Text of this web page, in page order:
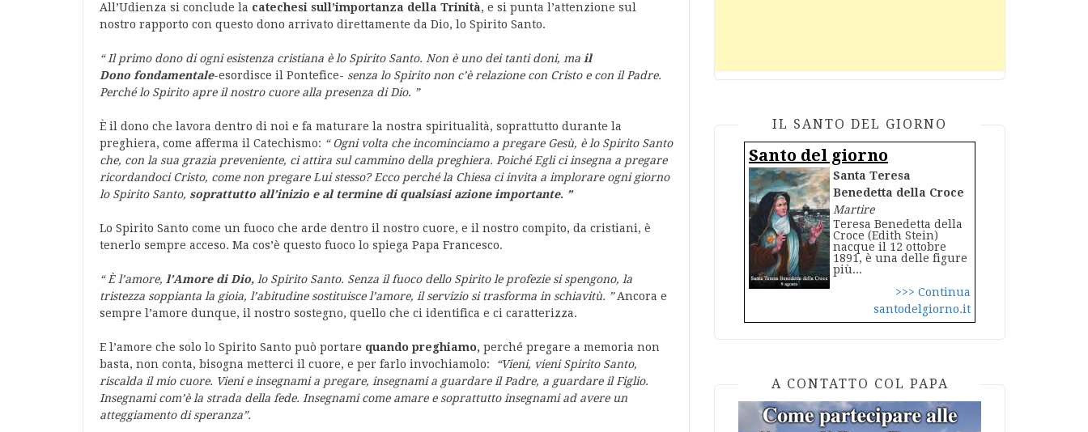
All’Udienza si conclude la catechesi sull’importanza della Trinità, e si punta l’attenzione sul
nostro rapporto con questo dono arrivato direttamente da Dio, lo Spirito Santo.
“ Il primo dono di ogni esistenza cristiana è lo Spirito Santo. Non è uno dei tanti doni, ma il
Dono fondamentale-esordisce il Pontefice- senza lo Spirito non c’è relazione con Cristo e con il Padre.
Perché lo Spirito apre il nostro cuore alla presenza di Dio. ”
È il dono che lavora dentro di noi e fa maturare la nostra spiritualità, soprattutto durante la
preghiera, come afferma il Catechismo: “ Ogni volta che incominciamo a pregare Gesù, è lo Spirito Santo
che, con la sua grazia preveniente, ci attira sul cammino della preghiera. Poiché Egli ci insegna a pregare
ricordandoci Cristo, come non pregare Lui stesso? Ecco perché la Chiesa ci invita a implorare ogni giorno
lo Spirito Santo, soprattutto all’inizio e al termine di qualsiasi azione importante. ”
Lo Spirito Santo come un fuoco che arde dentro il nostro cuore, e il nostro compito, da cristiani, è
tenerlo sempre acceso. Ma cos’è questo fuoco lo spiega Papa Francesco.
“ È l’amore, l’Amore di Dio, lo Spirito Santo. Senza il fuoco dello Spirito le profezie si spengono, la
tristezza soppianta la gioia, l’abitudine sostituisce l’amore, il servizio si trasforma in schiavitù. ” Ancora e
sempre l’amore dunque, il nostro sostegno, quello che ci identifica e ci caratterizza.
E l’amore che solo lo Spirito Santo può portare quando preghiamo, perché pregare a memoria non
basta, non conta, bisogna metterci il cuore, e per farlo invochiamolo:
“Vieni, vieni Spirito Santo,
riscalda il mio cuore. Vieni e insegnami a pregare, insegnami a guardare il Padre, a guardare il Figlio.
Insegnami com’è la strada della fede. Insegnami come amare e soprattutto insegnami ad avere un
atteggiamento di speranza”.
IL SANTO DEL GIORNO
Santo del giorno
Santa Teresa
Benedetta della Croce
Martire
Teresa Benedetta della
Croce (Edith Stein)
nacque il 12 ottobre
1891, è una delle figure
più...
>>> Continua
santodelgiorno.it
A CONTATTO COL PAPA